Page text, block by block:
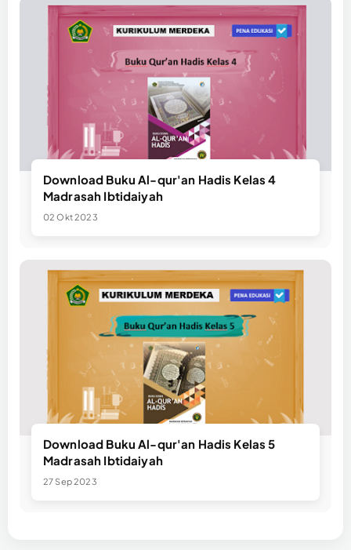
Download Buku Al-qur'an Hadis Kelas 4
Madrasah Ibtidaiyah
02 Okt 2023
Download Buku Al-qur'an Hadis Kelas 5
Madrasah Ibtidaiyah
27 Sep 2023